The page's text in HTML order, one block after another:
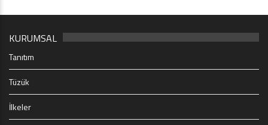
KURUMSAL
Tanıtım
Tüzük
İlkeler